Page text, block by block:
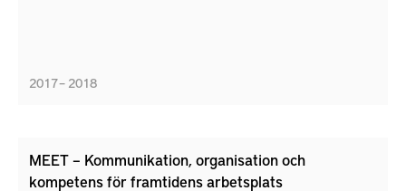
2017 – 2018
MEET – Kommunikation, organisation och
kompetens för framtidens arbetsplats